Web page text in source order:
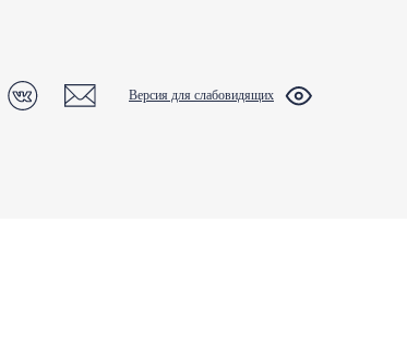
Версия для слабовидящих